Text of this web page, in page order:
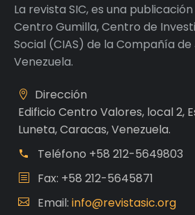
La revista SIC, es una
Centro Gumilla, Centro de
Social (CIAS) de la Compañía de
Venezuela.
Dirección
Edificio Centro Valores, local 2,
Luneta, Caracas, Venezuela.
Teléfono +58 212-5649803
Fax: +58 212-5645871
Email: info@revistasic.org